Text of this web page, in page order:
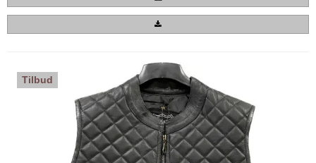
Tilbud